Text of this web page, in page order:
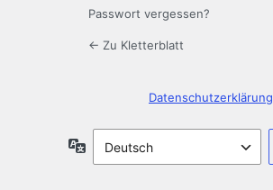
Passwort vergessen?
← Zu Kletterblatt
Datenschutzerklärung
Sprache